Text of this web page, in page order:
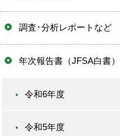
調査･分析レポートなど
年次報告書（JFSA白書）
令和6年度
令和5年度